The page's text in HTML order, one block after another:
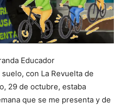
Educador
con La Revuelta de
29 de octubre, estaba
que se me presenta y de